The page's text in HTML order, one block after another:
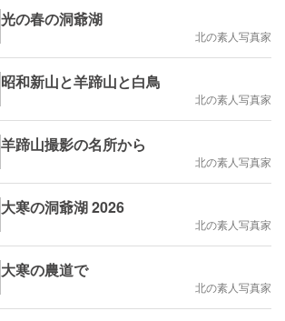
光の春の洞爺湖
北の素人写真家
昭和新山と羊蹄山と白鳥
北の素人写真家
羊蹄山撮影の名所から
北の素人写真家
大寒の洞爺湖 2026
北の素人写真家
大寒の農道で
北の素人写真家